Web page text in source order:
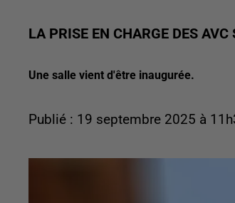
LA PRISE EN CHARGE DES
Une salle vient d'être inaugurée.
Publié : 19 septembre 2025 à